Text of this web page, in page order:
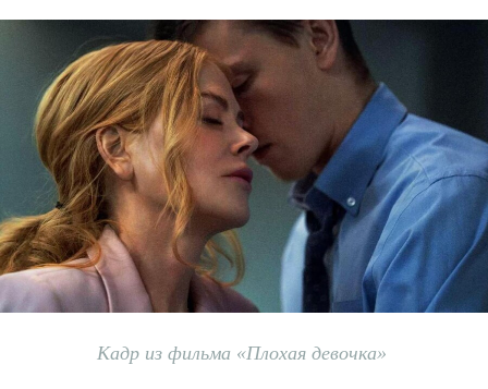
Кадр из фильма «Плохая девочка»